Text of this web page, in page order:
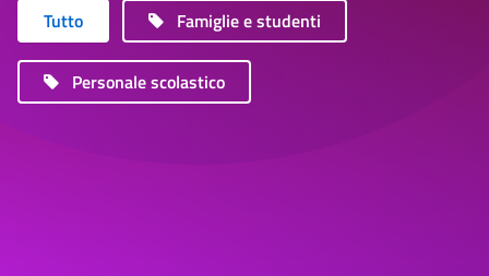
Tutto Famiglie e studenti
Personale scolastico